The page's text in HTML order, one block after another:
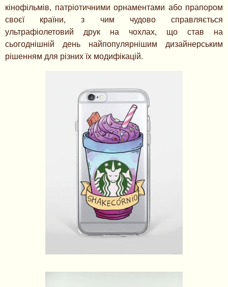
кінофільмів, патріотичними орнаментами або прапором
своєї країни, з чим чудово справляється
ультрафіолетовий друк на чохлах, що став на
сьогоднішній день найпопулярнішим дизайнерським
рішенням для різних їх модифікацій.